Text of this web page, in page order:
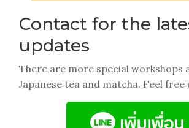
Contact for the
updates
There are more special workshops
Japanese tea and matcha. Feel